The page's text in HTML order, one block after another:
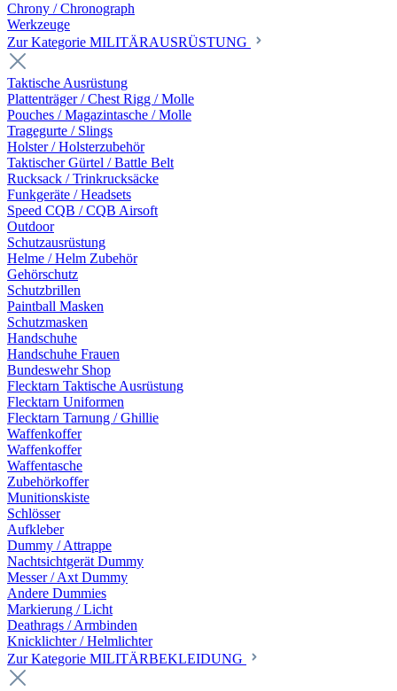
Chrony / Chronograph
Werkzeuge
Zur Kategorie MILITÄRAUSRÜSTUNG
Taktische Ausrüstung
Plattenträger / Chest Rigg / Molle
Pouches / Magazintasche / Molle
Tragegurte / Slings
Holster / Holsterzubehör
Taktischer Gürtel / Battle Belt
Rucksack / Trinkrucksäcke
Funkgeräte / Headsets
Speed CQB / CQB Airsoft
Outdoor
Schutzausrüstung
Helme / Helm Zubehör
Gehörschutz
Schutzbrillen
Paintball Masken
Schutzmasken
Handschuhe
Handschuhe Frauen
Bundeswehr Shop
Flecktarn Taktische Ausrüstung
Flecktarn Uniformen
Flecktarn Tarnung / Ghillie
Waffenkoffer
Waffenkoffer
Waffentasche
Zubehörkoffer
Munitionskiste
Schlösser
Aufkleber
Dummy / Attrappe
Nachtsichtgerät Dummy
Messer / Axt Dummy
Andere Dummies
Markierung / Licht
Deathrags / Armbinden
Knicklichter / Helmlichter
Zur Kategorie MILITÄRBEKLEIDUNG